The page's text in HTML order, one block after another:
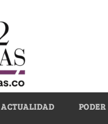
ACTUALIDAD PODER